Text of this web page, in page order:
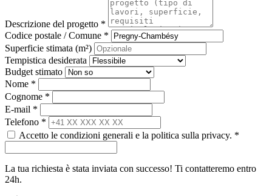
Descrizione del progetto *
Codice postale / Comune *
Superficie stimata (m²)
Tempistica desiderata
Budget stimato
Nome *
Cognome *
E-mail *
Telefono *
Accetto le condizioni generali e la politica sulla privacy. *
La tua richiesta è stata inviata con successo! Ti contatteremo entro
24h.